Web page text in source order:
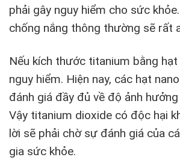
phải gây nguy hiểm cho sức
chống nắng thông thường sẽ rất
Nếu kích thước titanium bằng
nguy hiểm. Hiện nay, các hạt
đánh giá đầy đủ về độ ảnh
Vậy titanium dioxide có độc hại
lời sẽ phải chờ sự đánh giá của
gia sức khỏe.